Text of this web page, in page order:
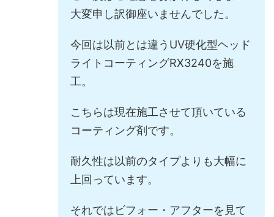
大変申し訳御座いませんでした。
今回は以前とは違うUV硬化型ヘッド
ライトコーティングRX3240を施
工。
こちらは現在施工させて頂いている
コーティング剤です。
耐久性は以前のタイプよりも大幅に
上回っています。
それではビフォー・アフターを見て